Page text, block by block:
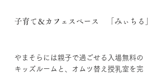
子育て＆カフェスペース 「みぃちる」
やまそらには親子で過ごせる入場無料の
キッズルームと、オムツ替え授乳室を完